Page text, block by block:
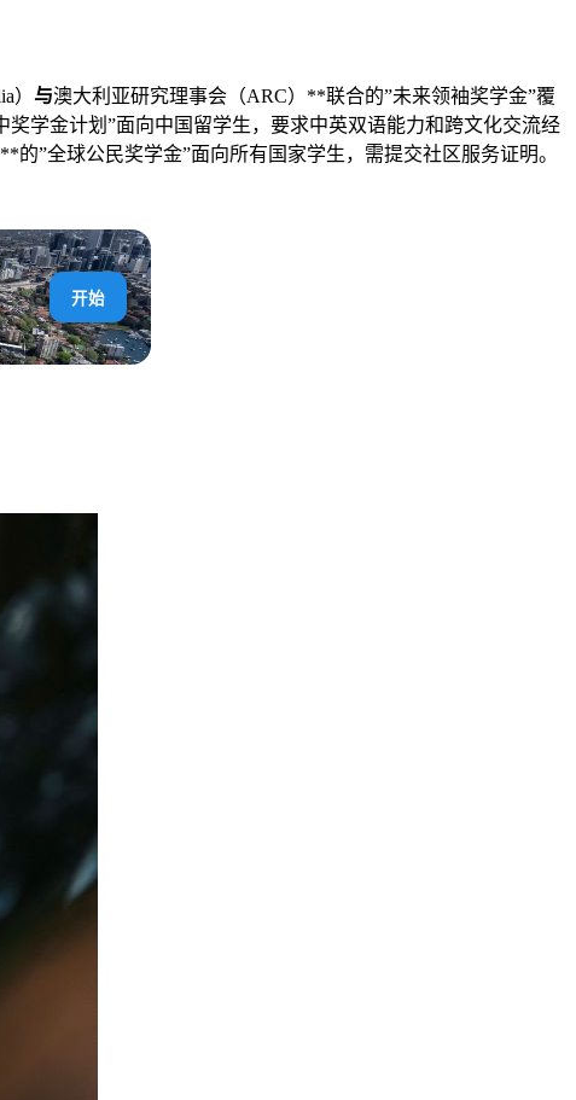
） 与澳大利亚研究理事会（ARC）**联合的”未来领袖奖学金”覆
学金计划”面向中国留学生，要求中英双语能力和跨文化交流经
”全球公民奖学金”面向所有国家学生，需提交社区服务证明。
开始